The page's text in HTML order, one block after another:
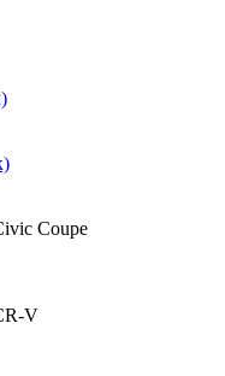
Coupe
V